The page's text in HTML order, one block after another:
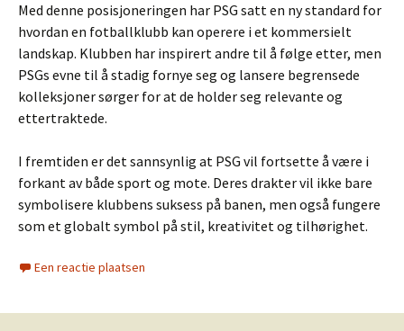
Med denne posisjoneringen har PSG satt en ny standard for
hvordan en fotballklubb kan operere i et kommersielt
landskap. Klubben har inspirert andre til å følge etter, men
PSGs evne til å stadig fornye seg og lansere begrensede
kolleksjoner sørger for at de holder seg relevante og
ettertraktede.
I fremtiden er det sannsynlig at PSG vil fortsette å være i
forkant av både sport og mote. Deres drakter vil ikke bare
symbolisere klubbens suksess på banen, men også fungere
som et globalt symbol på stil, kreativitet og tilhørighet.
Een reactie plaatsen